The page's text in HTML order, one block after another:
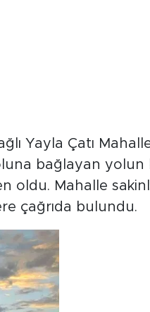
Yayla Çatı
bağlayan
oldu. Mahalle
çağrıda bulundu.